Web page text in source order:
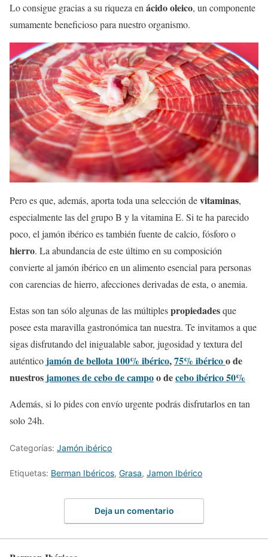
Lo consigue gracias a su riqueza enácido oleico, un componente
sumamente beneficioso para nuestro organismo.
Pero es que, además, aporta toda una selección devitaminas,
especialmente las del grupo B y la vitamina E. Si te ha parecido
poco, el jamón ibérico es también fuente de calcio, fósforo o
hierro. La abundancia de este último en su composición
convierte al jamón ibérico en un alimento esencial para personas
con carencias de hierro, afecciones derivadas de esta, o anemia.
Estas son tan sólo algunas de las múltiplespropiedadesque
posee esta maravilla gastronómica tan nuestra. Te invitamos a que
sigas disfrutando del inigualable sabor, jugosidad y textura del
auténtico jamón de bellota 100% ibérico,75% ibéricoo de
nuestros jamones de cebo de campoo decebo ibérico 50%
Además, si lo pides con envío urgente podrás disfrutarlos en tan
solo 24h.
Categorías: Jamón ibérico
Etiquetas: Berman Ibéricos, Grasa, Jamon Ibérico
Deja un comentario